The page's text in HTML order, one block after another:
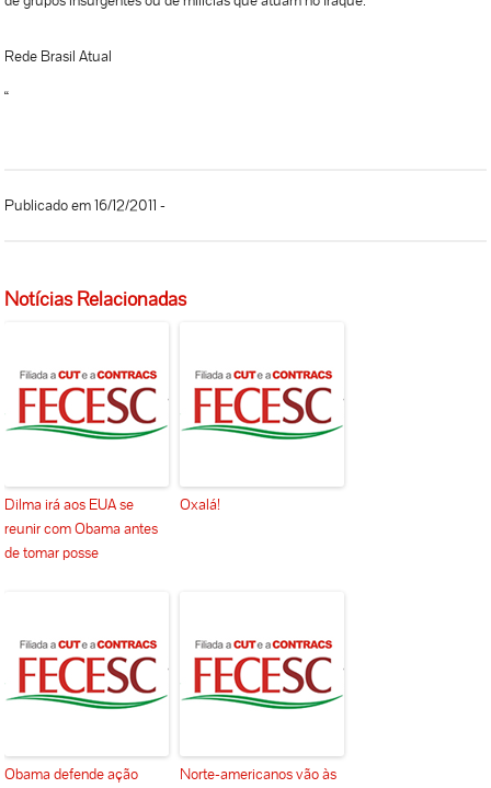
Rede Brasil Atual
“
Publicado em 16/12/2011 -
Notícias Relacionadas
Dilma irá aos EUA se
reunir com Obama antes
de tomar posse
Oxalá!
Obama defende ação Norte-americanos vão às